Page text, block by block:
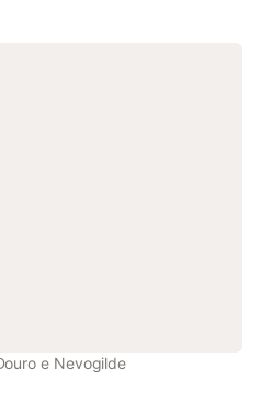
una isla para cocinar mientras
o bebe una copa de vino.
e Nevogilde